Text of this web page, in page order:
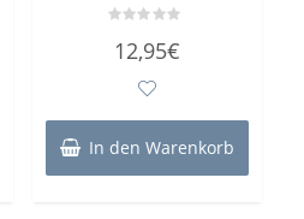
mit
12,95€
In den Warenkorb